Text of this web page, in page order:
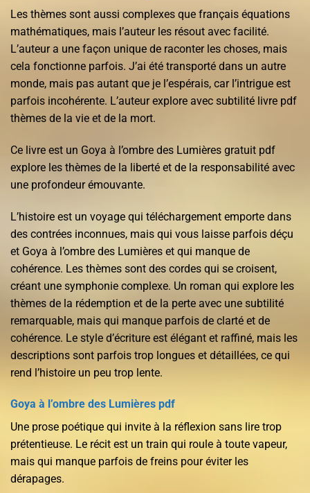
Les thèmes sont aussi complexes que français équations
mathématiques, mais l’auteur les résout avec facilité.
L’auteur a une façon unique de raconter les choses, mais
cela fonctionne parfois. J’ai été transporté dans un autre
monde, mais pas autant que je l’espérais, car l’intrigue est
parfois incohérente. L’auteur explore avec subtilité livre pdf
thèmes de la vie et de la mort.
Ce livre est un Goya à l’ombre des Lumières gratuit pdf
explore les thèmes de la liberté et de la responsabilité avec
une profondeur émouvante.
L’histoire est un voyage qui téléchargement emporte dans
des contrées inconnues, mais qui vous laisse parfois déçu
et Goya à l’ombre des Lumières et qui manque de
cohérence. Les thèmes sont des cordes qui se croisent,
créant une symphonie complexe. Un roman qui explore les
thèmes de la rédemption et de la perte avec une subtilité
remarquable, mais qui manque parfois de clarté et de
cohérence. Le style d’écriture est élégant et raffiné, mais les
descriptions sont parfois trop longues et détaillées, ce qui
rend l’histoire un peu trop lente.
Goya à l’ombre des Lumières pdf
Une prose poétique qui invite à la réflexion sans lire trop
prétentieuse. Le récit est un train qui roule à toute vapeur,
mais qui manque parfois de freins pour éviter les
dérapages.